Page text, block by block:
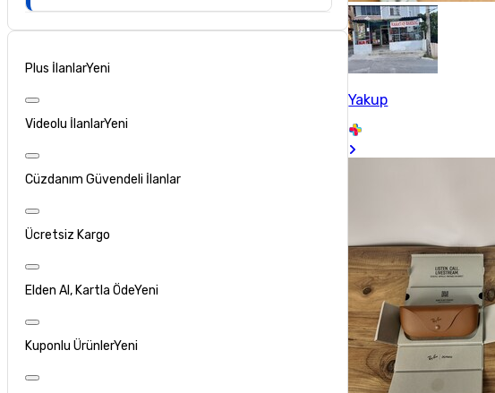
Plus İlanlarYeni
Videolu İlanlarYeni
Cüzdanım Güvendeli İlanlar
Ücretsiz Kargo
Elden Al, Kartla ÖdeYeni
Kuponlu ÜrünlerYeni
Yakup